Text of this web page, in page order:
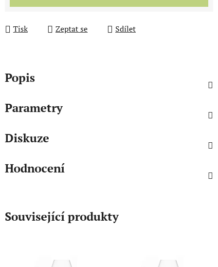
Tisk Zeptat se Sdílet
Popis
Parametry
Diskuze
Hodnocení
Související produkty